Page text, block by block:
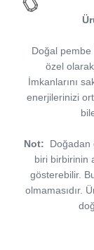
Doğal pembe
özel
İmkanlarını
enerjilerinizi
Not: Doğadan
biri birbirinin
gösterebilir.
olmamasıdır.